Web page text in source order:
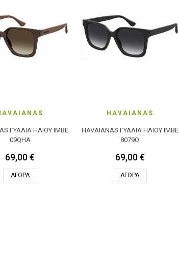
ΓΥΑΛΙΆ ΗΛΊΟΥ IMBE
09QHA
69,00 €
ΑΓΟΡΆ
HAVAIANAS
HAVAIANAS ΓΥΑΛΙΆ ΗΛΊΟΥ IMBE
8079O
69,00 €
ΑΓΟΡΆ